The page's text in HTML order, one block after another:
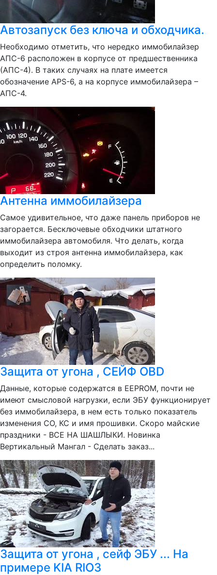
Автозапуск без ключа и обходчика.
Необходимо отметить, что нередко иммобилайзер
АПС-6 расположен в корпусе от предшественника
(АПС-4). В таких случаях на плате имеется
обозначение APS-6, а на корпусе иммобилайзера –
АПС-4.
Антенна иммобилайзера
Самое удивительное, что даже панель приборов не
загорается. Бесключевые обходчики штатного
иммобилайзера автомобиля. Что делать, когда
выходит из строя антенна иммобилайзера, как
определить поломку.
Защита от угона , СЕЙФ OBD
Данные, которые содержатся в EEPROM, почти не
имеют смысловой нагрузки, если ЭБУ функционирует
без иммобилайзера, в нем есть только показатель
изменения СО, КС и имя прошивки. Скоро майские
праздники - ВСЕ НА ШАШЛЫКИ. Новинка
Вертикальный Мангал - Сделать заказ...
Защита от угона , сейф ЭБУ ... На
примере KIA RIO3